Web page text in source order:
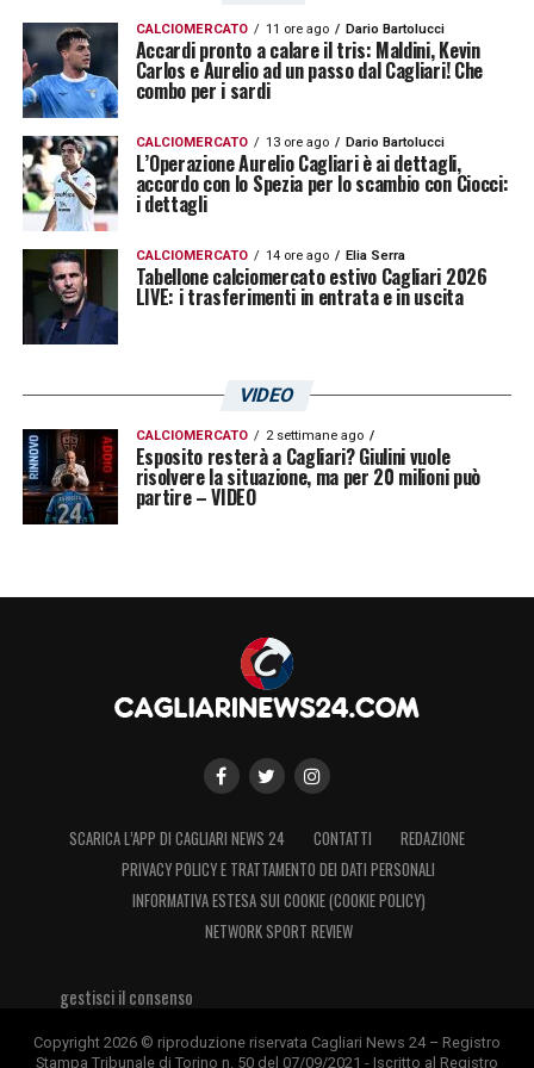
ci penso, non è una priorità: l’obiettivo ora è
solo fare bene a Cagliari. Serve un forte
approccio e la voglia di migliorarsi sempre»
LA PLAYLIST DELLE NOSTRE TOP NEWS
CALCIOMERCATO 11 ore ago Dario Bartolucci
Accardi pronto a calare il tris: Maldini, Kevin
Carlos e Aurelio ad un passo dal Cagliari! Che
combo per i sardi
CALCIOMERCATO 13 ore ago Dario Bartolucci
L’Operazione Aurelio Cagliari è ai dettagli,
accordo con lo Spezia per lo scambio con Ciocci:
i dettagli
CALCIOMERCATO 14 ore ago Elia Serra
Tabellone calciomercato estivo Cagliari 2026
LIVE: i trasferimenti in entrata e in uscita
VIDEO
CALCIOMERCATO 2 settimane ago
Esposito resterà a Cagliari? Giulini vuole
risolvere la situazione, ma per 20 milioni può
partire – VIDEO
SCARICA L’APP DI CAGLIARI NEWS 24 CONTATTI
REDAZIONE
PRIVACY POLICY E TRATTAMENTO DEI DATI PERSONALI
INFORMATIVA ESTESA SUI COOKIE (COOKIE POLICY)
NETWORK SPORT REVIEW
gestisci il consenso
Copyright 2026 © riproduzione riservata Cagliari News 24 – Registro
Stampa Tribunale di Torino n. 50 del 07/09/2021 - Iscritto al Registro